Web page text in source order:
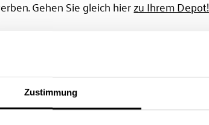
Zustimmung
Gehen Sie gleich hierzu Ihrem Depot!